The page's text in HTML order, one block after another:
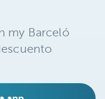
my Barceló